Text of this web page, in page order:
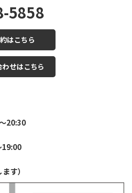
5858
はこちら
せはこちら
20:30
19:00
す）